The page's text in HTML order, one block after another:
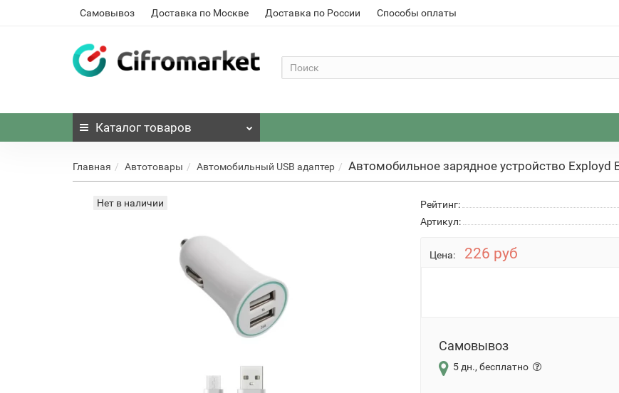
Самовывоз Доставка по Москве Доставка по России Способы оплаты
Каталог товаров
Главная Автотовары Автомобильный USB адаптер Автомобильное зарядное устройство Exployd
Нет в наличии Рейтинг:
Артикул:
Цена: 226 руб
Самовывоз
5 дн., бесплатно